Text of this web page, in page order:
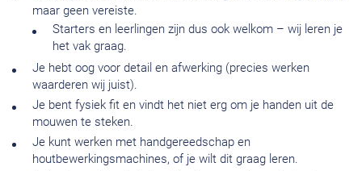
maar geen vereiste.
Starters en leerlingen zijn dus ook welkom – wij leren je
het vak graag.
Je hebt oog voor detail en afwerking (precies werken
waarderen wij juist).
Je bent fysiek fit en vindt het niet erg om je handen uit de
mouwen te steken.
Je kunt werken met handgereedschap en
houtbewerkingsmachines, of je wilt dit graag leren.